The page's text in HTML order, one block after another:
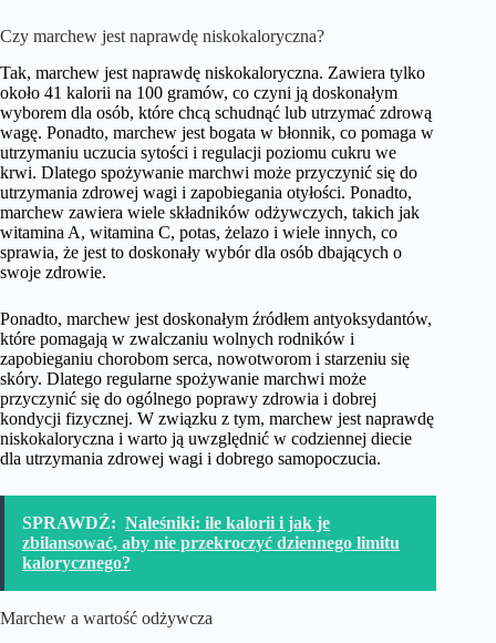
Czy marchew jest naprawdę niskokaloryczna?
Tak, marchew jest naprawdę niskokaloryczna. Zawiera tylko
około 41 kalorii na 100 gramów, co czyni ją doskonałym
wyborem dla osób, które chcą schudnąć lub utrzymać zdrową
wagę. Ponadto, marchew jest bogata w błonnik, co pomaga w
utrzymaniu uczucia sytości i regulacji poziomu cukru we
krwi. Dlatego spożywanie marchwi może przyczynić się do
utrzymania zdrowej wagi i zapobiegania otyłości. Ponadto,
marchew zawiera wiele składników odżywczych, takich jak
witamina A, witamina C, potas, żelazo i wiele innych, co
sprawia, że jest to doskonały wybór dla osób dbających o
swoje zdrowie.
Ponadto, marchew jest doskonałym źródłem antyoksydantów,
które pomagają w zwalczaniu wolnych rodników i
zapobieganiu chorobom serca, nowotworom i starzeniu się
skóry. Dlatego regularne spożywanie marchwi może
przyczynić się do ogólnego poprawy zdrowia i dobrej
kondycji fizycznej. W związku z tym, marchew jest naprawdę
niskokaloryczna i warto ją uwzględnić w codziennej diecie
dla utrzymania zdrowej wagi i dobrego samopoczucia.
SPRAWDŹ: Naleśniki: ile kalorii i jak je
zbilansować, aby nie przekroczyć dziennego limitu
kalorycznego?
Marchew a wartość odżywcza